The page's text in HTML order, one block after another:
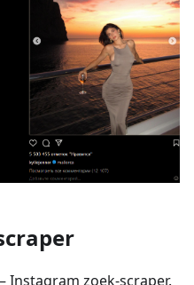
– Instagram zoek-scraper.